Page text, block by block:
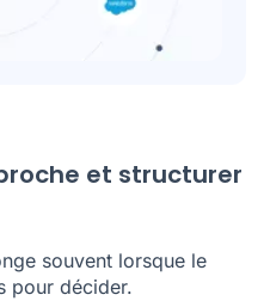
et structurer
souvent lorsque le
pour décider.